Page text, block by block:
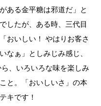
ある金平糖は邪道だ」と
したが、ある時、三代目
おいしい！ やはりお客さ
なぁ」としみじみ感じ、
、いろいろな味を楽しみ
と。「おいしいさ」の本
キです！